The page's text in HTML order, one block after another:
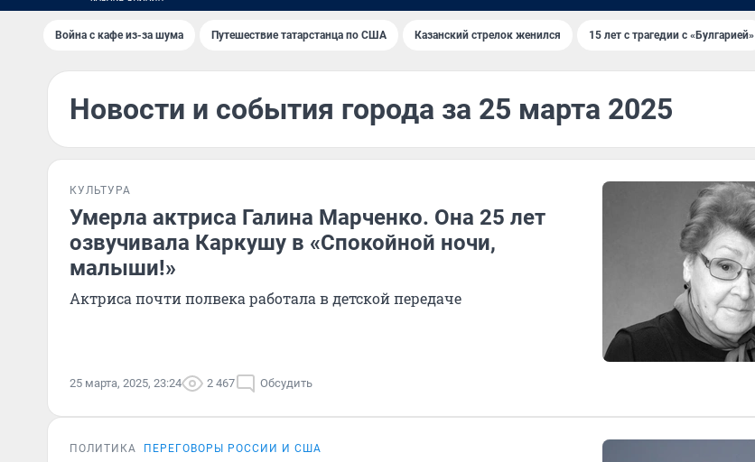
Война с кафе из-за шума Путешествие татарстанца по США Казанский стрелок женился 15 лет с трагедии с «Булгарией»
Новости и события города за 25 марта 2025
КУЛЬТУРА
Умерла актриса Галина Марченко. Она 25 лет
озвучивала Каркушу в «Спокойной ночи,
малыши!»
Актриса почти полвека работала в детской передаче
25 марта, 2025, 23:24 2 467 Обсудить
ПОЛИТИКА ПЕРЕГОВОРЫ РОССИИ И США